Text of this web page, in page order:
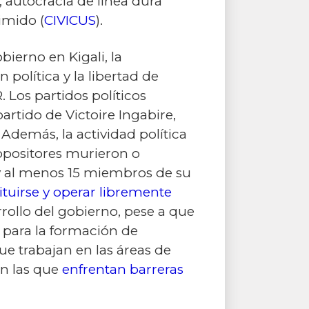
(CIVICUS).
en Kigali, la
política y la libertad de
Los partidos políticos
de Victoire Ingabire,
la actividad política
murieron o
menos 15 miembros de su
y operar libremente
del gobierno, pese a que
la formación de
trabajan en las áreas de
las que enfrentan barreras